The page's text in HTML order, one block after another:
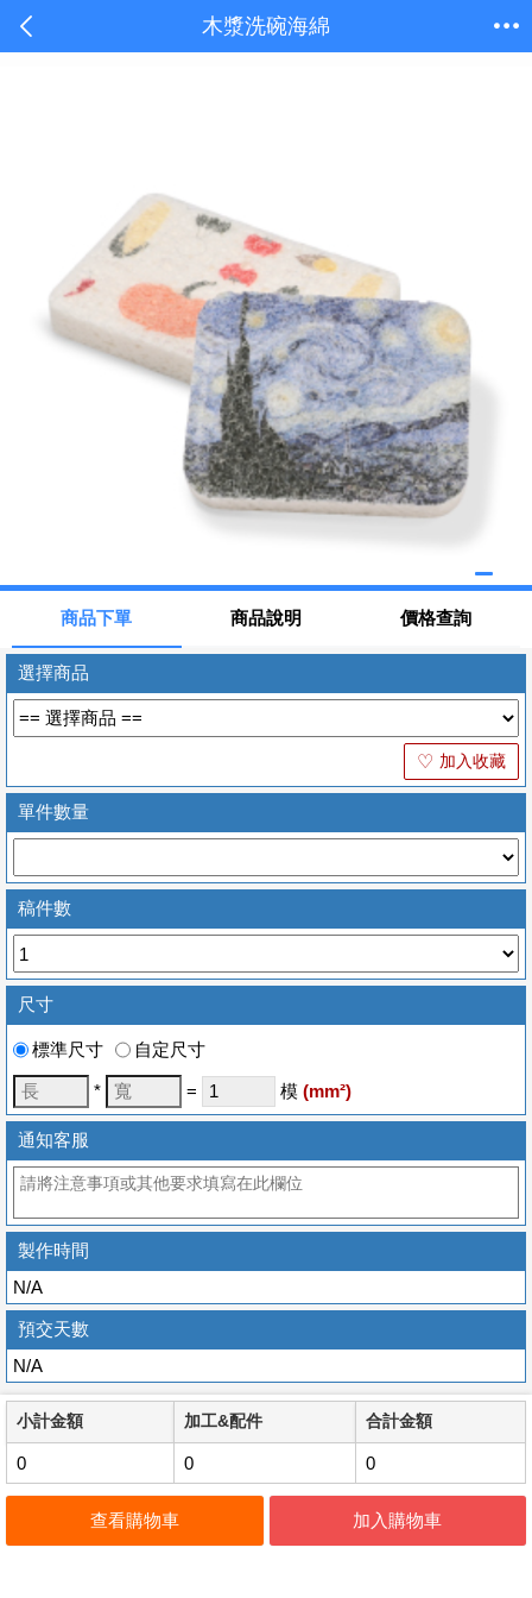
木漿洗碗海綿
商品下單 商品說明 價格查詢
選擇商品
♡ 加入收藏
單件數量
稿件數
尺寸
標準尺寸 自定尺寸
* = 模 (mm²)
通知客服
製作時間
N/A
預交天數
N/A
小計金額 加工&配件 合計金額
0 0 0
查看購物車 加入購物車